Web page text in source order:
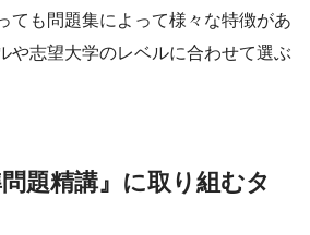
ても問題集によって様々な特徴があ
や志望大学のレベルに合わせて選ぶ
問題精講』に取り組むタ